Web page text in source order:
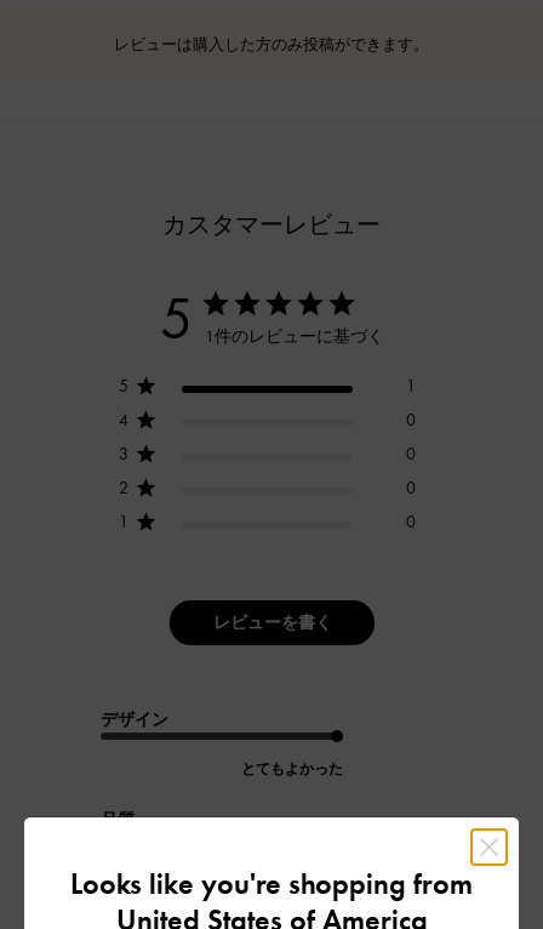
レビューは購入した方のみ投稿ができます。
カスタマーレビュー
5 1件のレビューに基づく
5
1
4
0
3
0
2
0
1
0
レビューを書く
デザイン
とてもよかった
品質
よかった
Looks like you're shopping from
United States of America